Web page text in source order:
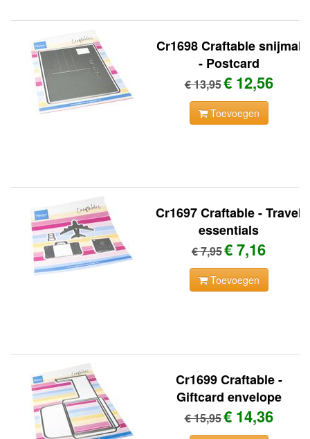
Cr1698 Craftable snijmal
- Postcard
€ 13,95€ 12,56
Toevoegen
Cr1697 Craftable - Travel
essentials
€ 7,95€ 7,16
Toevoegen
Cr1699 Craftable -
Giftcard envelope
€ 15,95€ 14,36